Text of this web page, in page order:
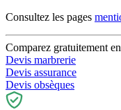
Consultez les pages
Comparez gratuitement
Devis marbrerie
Devis assurance
Devis obsèques